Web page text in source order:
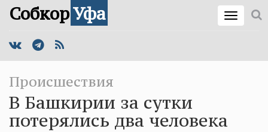
СобкорУфа
Происшествия
В Башкирии за сутки
потерялись два человека